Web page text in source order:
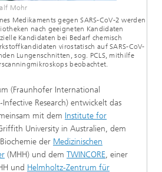
Mohr
Medikaments gegen SARS-CoV-2 werden
nach geeigneten Kandidaten
Kandidaten bei Bedarf chemisch
virostatisch auf SARS-CoV-
Lungenschnitten, sog. PCLS, mithilfe
beobachtet.
(Fraunhofer International
Research) entwickelt das
mit dem Institute for
University in Australien, dem
der Medizinischen
(MHH) und dem TWINCORE, einer
und Helmholtz-Zentrum für